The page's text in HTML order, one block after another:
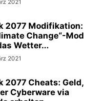
2021
2077 Modifikation:
Change“-Mod
Wetter...
2021
2077 Cheats: Geld,
Cyberware via